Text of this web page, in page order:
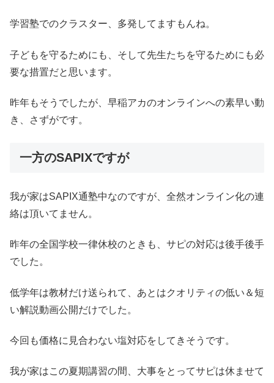
学習塾でのクラスター、多発してますもんね。
子どもを守るためにも、そして先生たちを守るためにも必
要な措置だと思います。
昨年もそうでしたが、早稲アカのオンラインへの素早い動
き、さずがです。
一方のSAPIXですが
我が家はSAPIX通塾中なのですが、全然オンライン化の連
絡は頂いてません。
昨年の全国学校一律休校のときも、サピの対応は後手後手
でした。
低学年は教材だけ送られて、あとはクオリティの低い＆短
い解説動画公開だけでした。
今回も価格に見合わない塩対応をしてきそうです。
我が家はこの夏期講習の間、大事をとってサピは休ませて